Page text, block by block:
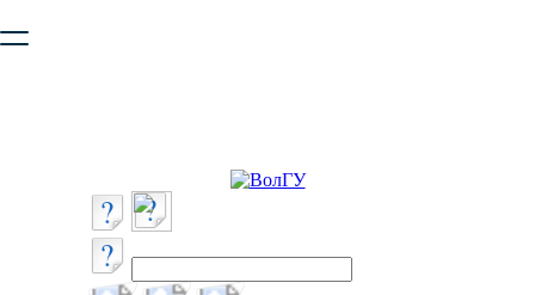
безопасную работу с сайтом. Пожалуйста